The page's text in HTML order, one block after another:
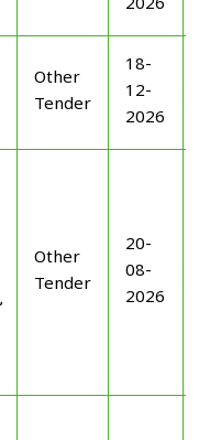
2026
Other
Tender
18-
12-
2026
Other
Tender
20-
08-
2026